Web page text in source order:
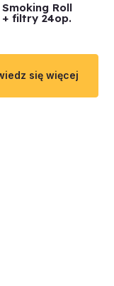
Smoking Roll
+ filtry 24op.
się więcej